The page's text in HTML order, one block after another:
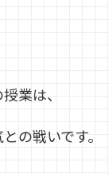
業は、
の戦いです。